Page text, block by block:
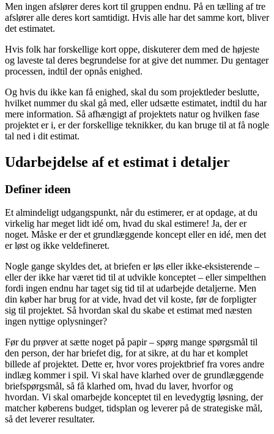
Men ingen afslører deres kort til gruppen endnu. På en tælling af tre
afslører alle deres kort samtidigt. Hvis alle har det samme kort, bliver
det estimatet.
Hvis folk har forskellige kort oppe, diskuterer dem med de højeste
og laveste tal deres begrundelse for at give det nummer. Du gentager
processen, indtil der opnås enighed.
Og hvis du ikke kan få enighed, skal du som projektleder beslutte,
hvilket nummer du skal gå med, eller udsætte estimatet, indtil du har
mere information. Så afhængigt af projektets natur og hvilken fase
projektet er i, er der forskellige teknikker, du kan bruge til at få nogle
tal ned i dit estimat.
Udarbejdelse af et estimat i detaljer
Definer ideen
Et almindeligt udgangspunkt, når du estimerer, er at opdage, at du
virkelig har meget lidt idé om, hvad du skal estimere! Ja, der er
noget. Måske er der et grundlæggende koncept eller en idé, men det
er løst og ikke veldefineret.
Nogle gange skyldes det, at briefen er løs eller ikke-eksisterende –
eller der ikke har været tid til at udvikle konceptet – eller simpelthen
fordi ingen endnu har taget sig tid til at udarbejde detaljerne. Men
din køber har brug for at vide, hvad det vil koste, før de forpligter
sig til projektet. Så hvordan skal du skabe et estimat med næsten
ingen nyttige oplysninger?
Før du prøver at sætte noget på papir – spørg mange spørgsmål til
den person, der har briefet dig, for at sikre, at du har et komplet
billede af projektet. Dette er, hvor vores projektbrief fra vores andre
indlæg kommer i spil. Vi skal have klarhed over de grundlæggende
briefspørgsmål, så få klarhed om, hvad du laver, hvorfor og
hvordan. Vi skal omarbejde konceptet til en levedygtig løsning, der
matcher køberens budget, tidsplan og leverer på de strategiske mål,
så det leverer resultater.